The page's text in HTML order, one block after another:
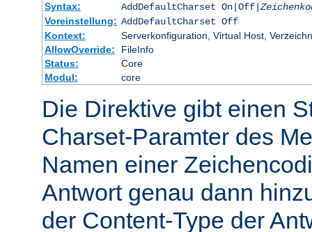
Syntax:
AddDefaultCharset On|Off|
Voreinstellung: AddDefaultCharset Off
Kontext:
Serverkonfiguration, Virtual Host,
AllowOverride:
FileInfo
Status:
Core
Modul:
core
Die Direktive gibt einen
Charset-Paramter des
Namen einer
Antwort genau dann
der Content-Type der